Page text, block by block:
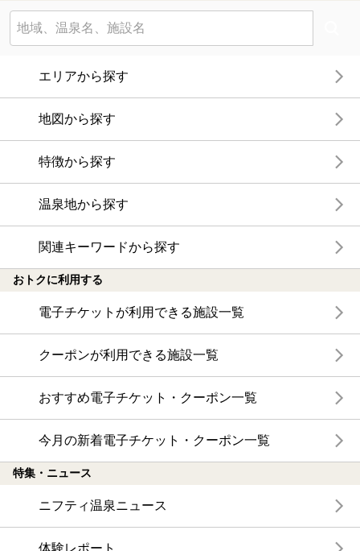
エリアから探す
地図から探す
特徴から探す
温泉地から探す
関連キーワードから探す
おトクに利用する
電子チケットが利用できる施設一覧
クーポンが利用できる施設一覧
おすすめ電子チケット・クーポン一覧
今月の新着電子チケット・クーポン一覧
特集・ニュース
ニフティ温泉ニュース